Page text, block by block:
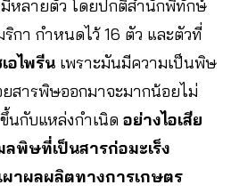
หลายตัว โดยปกติสำนักพิทักษ์
กา กำหนดไว้ 16 ตัว และตัวที่
อไพรีน เพราะมันมีความเป็นพิษ
สารพิษออกมาจะมากน้อยไม่
นกับแหล่งกำเนิด อย่างไอเสีย
พิษที่เป็นสารก่อมะเร็ง
าผลผลิตทางการเกษตร